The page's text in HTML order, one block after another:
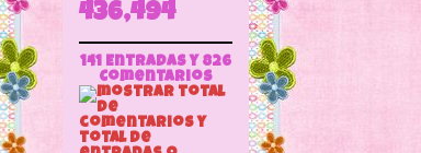
436,494
141 Entradas y 826
Comentarios